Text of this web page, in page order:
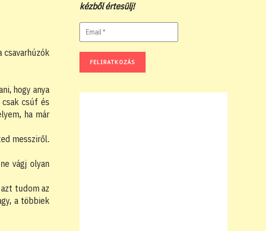
hogy anya
csúf és
ha már
messziről.
vágj olyan
tudom az
a többiek
kézből értesülj!